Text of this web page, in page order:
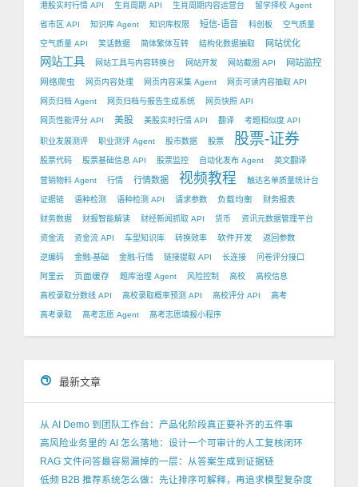
港股实时行情 API 生肖周期 API 生肖周期内容运营台 留学择校 Agent
省市区 API 知识库 Agent 知识库权限 短信-语音 科创板 空气质量
空气质量 API 笑话数据 简体繁体互转 结构化数据抽取 网站优化
网站工具 网站工具与内容转换台 网站开发 网站截图 API
网站监控
网络爬虫
网页内容处理 网页内容采集 Agent 网页可读内容抽取 API
网页归档 Agent 网页归档与报告生成系统 网页快照 API
网页性能评分 API 美股 美股实时行情 API 翻译 考题相似度 API
职业发展测评 职业测评 Agent 股市数据 股票 股票-证券
股票代码 股票基础信息 API 股票监控 自动化发布 Agent 英文翻译
营销物料 Agent 行情 行情数据 视频教程 触达名单质量统计台
证据链 语种检测 语种检测 API 请求参数 负载均衡 财务报表
财务数据 财报智能解读 财经新闻抓取 API 货币 资讯元数据管理平台
资金流 资金流 API 车型知识库 转换效率 软件开发 返回参数
逆编码 金融-基础 金融-行情 链接提取 API 长连接 问卷评分接口
阿里云 页面缓存 题库治理 Agent 风险控制 高校 高校信息
高校录取分数线 API 高校录取概率预测 API 高校评分 API 高考
高考录取 高考志愿 Agent 高考志愿填报小程序
最新文章
从 AI Demo 到团队工作台：产品化阶段真正要补齐的五件事
高风险业务里的 AI 怎么落地：设计一个可审计的人工复核闭环
RAG 文件问答最容易漏掉的一层：从答案生成到证据链
低频 B2B 推荐系统怎么做：先让排序可解释，再追求模型复杂度